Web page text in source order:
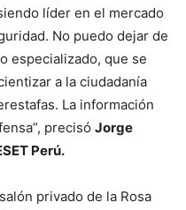
líder en el mercado
No puedo dejar de
especializado, que se
a la ciudadanía
La información
precisó Jorge
Perú.
privado de la Rosa